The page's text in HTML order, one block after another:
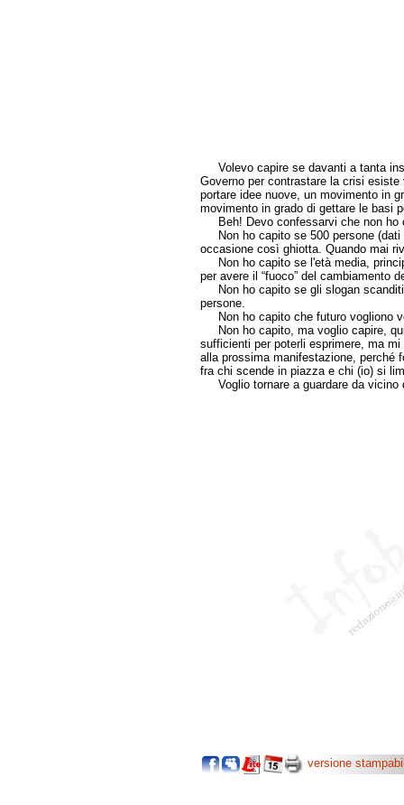
Volevo capire se davanti a tanta
Governo per contrastare la crisi esiste
portare idee nuove, un movimento in
movimento in grado di gettare le basi
Beh! Devo confessarvi che non ho
Non ho capito se 500 persone (dati
occasione così ghiotta. Quando mai
Non ho capito se l'età media,
per avere il “fuoco” del cambiamento
Non ho capito se gli slogan scanditi
persone.
Non ho capito che futuro vogliono
Non ho capito, ma voglio capire,
sufficienti per poterli esprimere, ma
alla prossima manifestazione, perché
fra chi scende in piazza e chi (io) si
Voglio tornare a guardare da vicino
versione